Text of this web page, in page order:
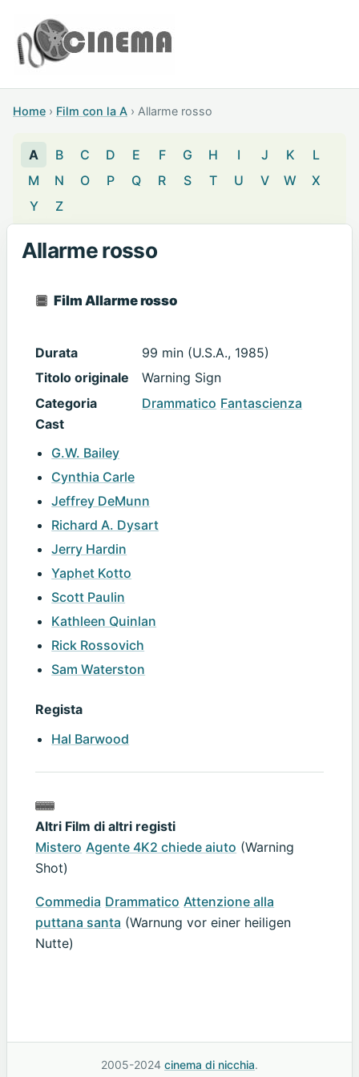
Home › Film con la A › Allarme rosso
A B C D E F G H I J K
L
M
N O P Q R S T U V W
X
Y
Z
Allarme rosso
Film Allarme rosso
Durata
99 min (U.S.A., 1985)
Titolo originale
Warning Sign
Categoria
Drammatico Fantascienza
Cast
G.W. Bailey
Cynthia Carle
Jeffrey DeMunn
Richard A. Dysart
Jerry Hardin
Yaphet Kotto
Scott Paulin
Kathleen Quinlan
Rick Rossovich
Sam Waterston
Regista
Hal Barwood
Altri Film di altri registi
Mistero Agente 4K2 chiede aiuto (Warning
Shot)
Commedia Drammatico Attenzione alla
puttana santa (Warnung vor einer heiligen
Nutte)
2005-2024 cinema di nicchia.